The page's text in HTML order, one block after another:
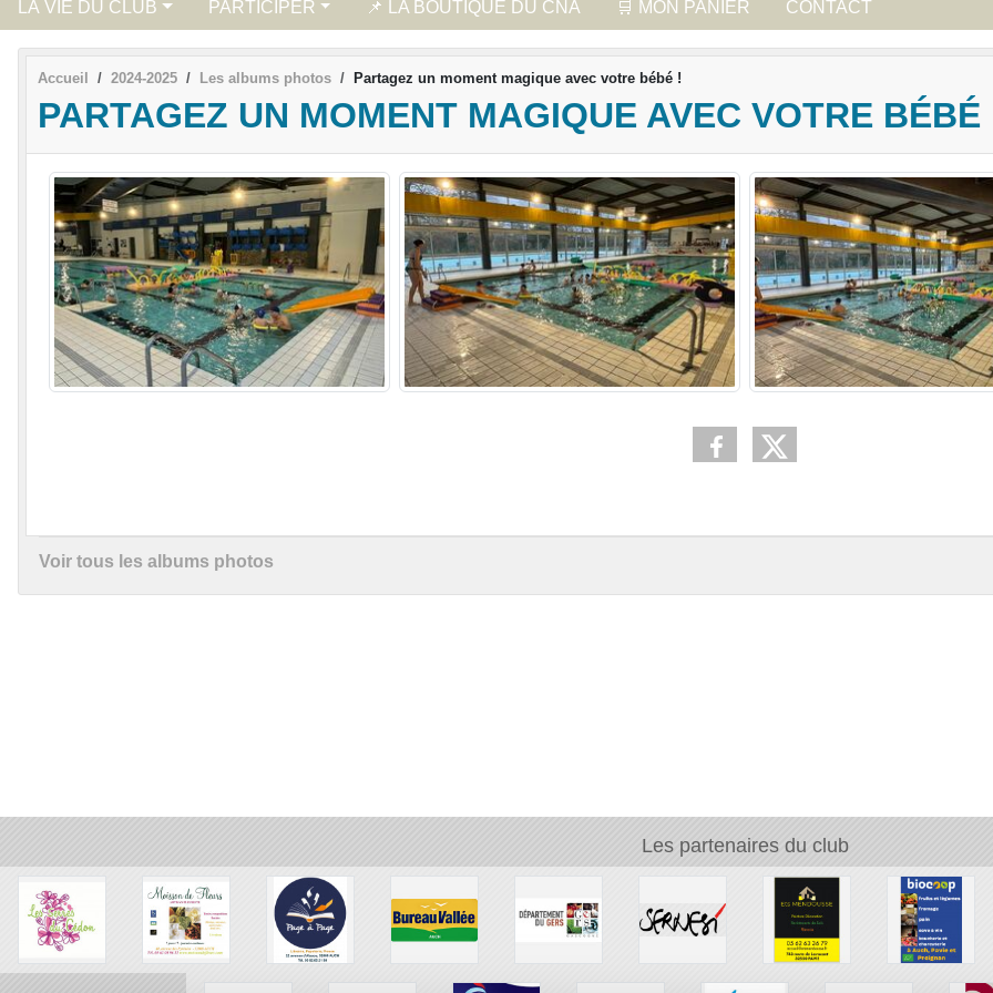
LA VIE DU CLUB PARTICIPER 📌 LA BOUTIQUE DU CNA 🛒 MON PANIER CONTACT
Accueil 2024-2025 Les albums photos Partagez un moment magique avec votre bébé !
PARTAGEZ UN MOMENT MAGIQUE AVEC VOTRE BÉBÉ
Voir tous les albums photos
Les partenaires du club